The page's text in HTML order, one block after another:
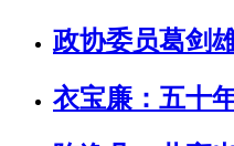
政协委员葛剑
衣宝廉：五十